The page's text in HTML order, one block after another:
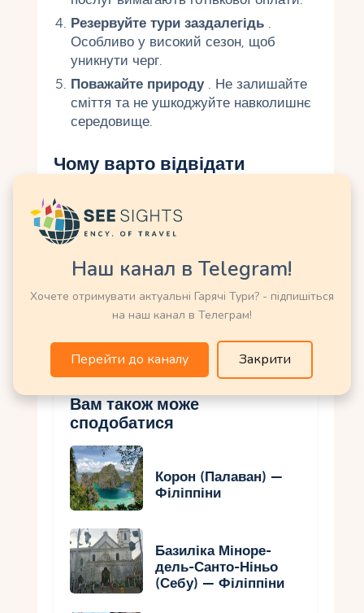
Резервуйте тури заздалегідь.
Особливо у високий сезон, щоб
уникнути черг.
Поважайте природу. Не залишайте
сміття та не ушкоджуйте навколишнє
середовище.
Чому варто відвідати
Водоспади Кавасан – це місце, де природа
розкриває всю свою міць та красу. Незалежно
під час каньйонінгу, розслабитися в прохолодній
воді лагуни або насолодитися тропічними
пейзажами, Кавасан подарує незабутні
вашого візиту до Філіппін.
Вам також може
сподобатися
Корон (Палаван) —
Філіппіни
Базиліка Міноре-
дель-Санто-Ніньо
(Себу) — Філіппіни
Наш канал в Telegram!
Хочете отримувати актуальні Гарячі Тури? - підпишіться
на наш канал в Телеграм!
Перейти до каналу Закрити